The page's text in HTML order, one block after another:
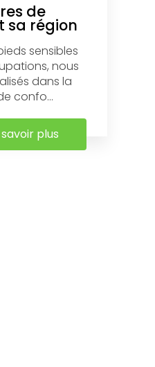
de
sa région
sensibles
nous
dans la
confo...
savoir plus